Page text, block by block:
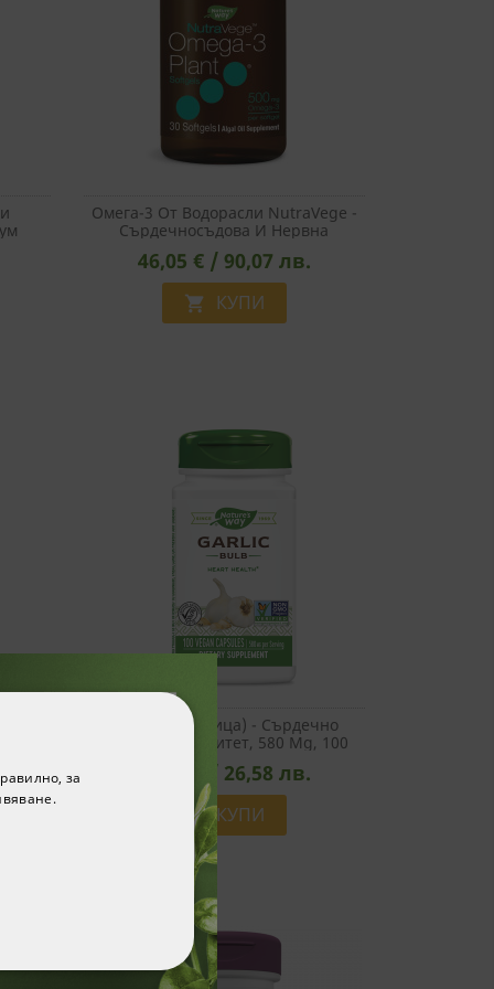
Oмега-3 От Водорасли NutraVege -
Сърдечносъдова И Нервна
Система, 30 Софтгел Капсули
46,05 € / 90,07 лв.
 КУПИ
430
Чесън (луковица) - Сърдечно
Здраве И Имунитет, 580 Mg, 100
Капсули
13,59 € / 26,58 лв.
 КУПИ
за